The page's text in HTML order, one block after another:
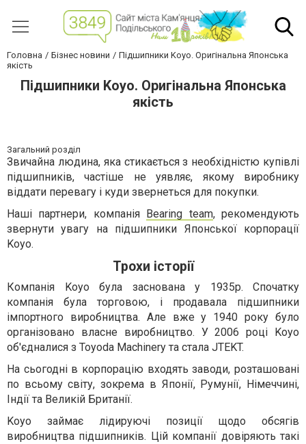
Головна Бізнес новини
Підшипники Koyo. Оригінальна Японська
якість
Підшипники Koyo. Оригінальна Японська
якість
Загальний розділ
Звичайна людина, яка стикається з необхідністю купівлі
підшипників, частіше не уявляє, якому виробнику
віддати перевагу і куди звернеться для покупки.
Наші партнери, компанія Bearing team, рекомендують
звернути увагу на підшипники Японської корпорації
Koyo.
Трохи історії
Компанія Koyo була заснована у 1935р. Спочатку
компанія була торговою, і продавала підшипники
імпортного виробництва. Але вже у 1940 року було
організовано власне виробництво. У 2006 році Koyo
об'єдналися з Toyoda Machinery та стала JTEKT.
На сьогодні в корпорацію входять заводи, розташовані
по всьому світу, зокрема в Японії, Румунії, Німеччині,
Індії та Великій Британії.
Koyo займає лідируючі позиції щодо обсягів
виробництва підшипників. Цій компанії довіряють такі